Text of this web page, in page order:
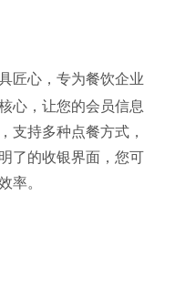
匠心，专为餐饮企业
心，让您的会员信息
支持多种点餐方式，
了的收银界面，您可
率。